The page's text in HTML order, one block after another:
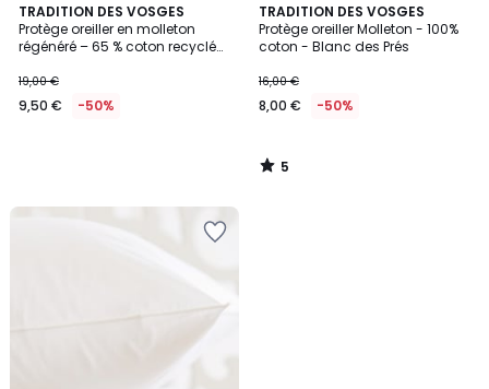
TRADITION DES VOSGES
Protège oreiller en molleton
régénéré – 65 % coton recyclé
19,00 €
9,50 € -50%
TRADITION DES VOSGES
Protège oreiller Molleton - 100%
coton - Blanc des Prés
16,00 €
8,00 € -50%
5
/
5
5
/